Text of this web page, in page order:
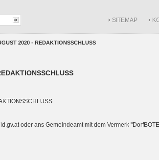
SITEMAP
2020 - REDAKTIONSSCHLUSS
v.at oder ans Gemeindeamt mit dem Vermerk